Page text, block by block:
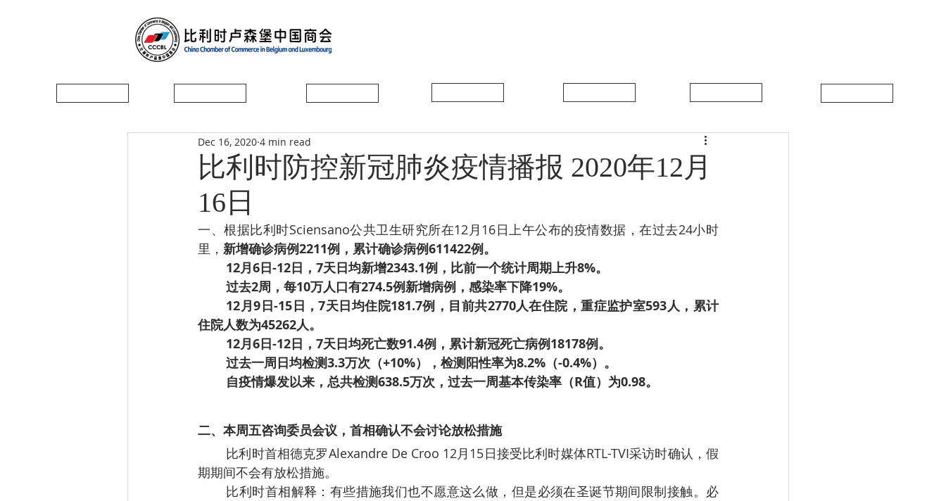
比利时防控新冠肺炎疫情播报 2020年12月
16日
Dec 16, 2020 4 min read
一、根据比利时Sciensano公共卫生研究所在12月16日上午公布的疫情数据，在过去24小时
里， 新增确诊病例2211例，累计确诊病例611422例。
12月6日-12日，7天日均新增2343.1例，比前一个统计周期上升8%。
­过去2周，每10万人口有274.5例新增病例，感染率下降19%。
12月9日-15日，7天日均住院181.7例，目前共2770人在住院，重症监护室593人，累计
住院人数为45262人。
12月6日-12日，7天日均死亡数91.4例，累计新冠死亡病例18178例。
过去一周日均检测3.3万次（+10%），检测阳性率为8.2%（-0.4%）。
自疫情爆发以来，总共检测638.5万次，过去一周基本传染率（R值）为0.98。
二、本周五咨询委员会议，首相确认不会讨论放松措施
比利时首相德克罗Alexandre De Croo 12月15日接受比利时媒体RTL-TVI采访时确认，假
期期间不会有放松措施。
比利时首相解释：有些措施我们也不愿意这么做，但是必须在圣诞节期间限制接触。必